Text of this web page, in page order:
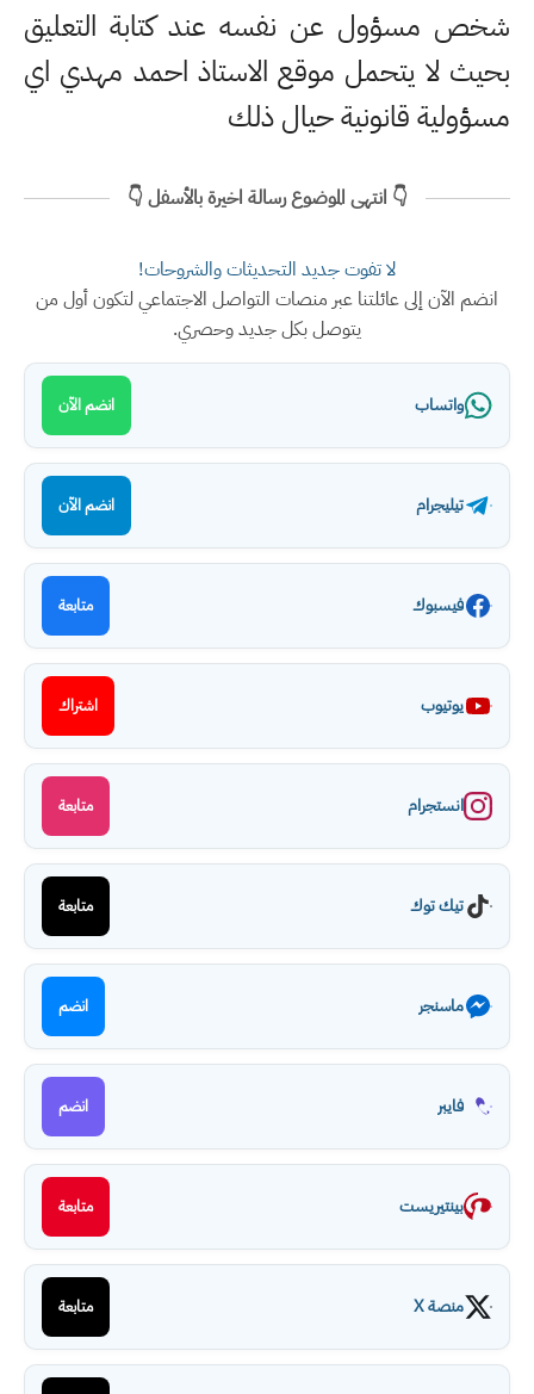
شخص مسؤول عن نفسه عند كتابة التعليق
بحيث لا يتحمل موقع الاستاذ احمد مهدي اي
مسؤولية قانونية حيال ذلك
👇 انتهى الموضوع رسالة اخيرة بالأسفل 👇
لا تفوت جديد التحديثات والشروحات!
انضم الآن إلى عائلتنا عبر منصات التواصل الاجتماعي لتكون أول من
يتوصل بكل جديد وحصري.
واتساب انضم الآن
تيليجرام انضم الآن
فيسبوك متابعة
يوتيوب اشتراك
انستجرام متابعة
تيك توك متابعة
ماسنجر انضم
فايبر انضم
بينتيريست متابعة
منصة X متابعة